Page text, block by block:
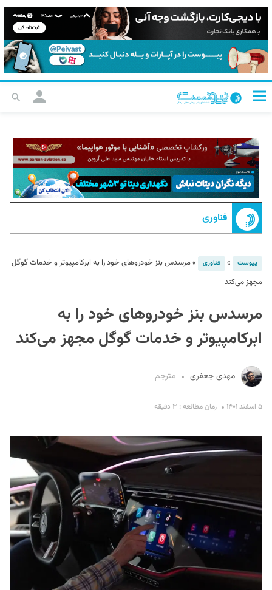
فناوری
پیوست » فناوری »مرسدس بنز خودروهای خود را به ابرکامپیوتر و خدمات گوگل
مجهز می‌کند
مرسدس بنز خودروهای خود را به
ابرکامپیوتر و خدمات گوگل مجهز می‌کند
مهدی جعفری مترجم
۵ اسفند ۱۴۰۱ زمان مطالعه : ۳ دقیقه